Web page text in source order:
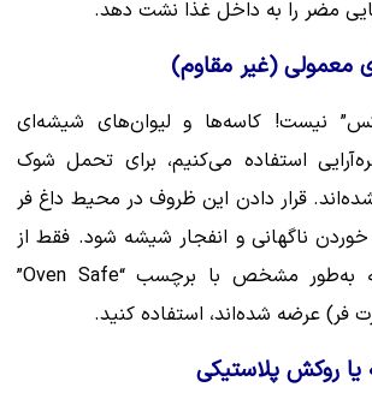
مضر را به داخل غذا نشت دهد.
نیست! کاسه‌ها و لیوان‌های شیشه‌ای
استفاده می‌کنیم، برای تحمل شوک
قرار دادن این ظروف در محیط داغ فر
ناگهانی و انفجار شیشه شود. فقط از
ظروف شیشه‌ای که به‌طور مشخص با برچسب “Oven Safe”
فر) عرضه شده‌اند، استفاده کنید.